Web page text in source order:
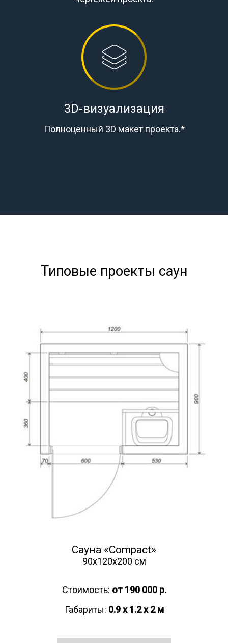
3D-визуализация
Полноценный 3D макет проекта.*
Типовые проекты саун
Сауна «Compact»
90х120х200 см
Стоимость: от 190 000 р.
Габариты: 0.9 x 1.2 x 2 м